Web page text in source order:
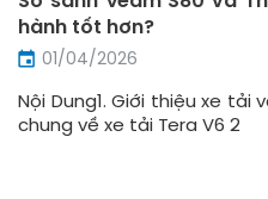
hành tốt hơn?
01/04/2026
Nội Dung1. Giới thiệu xe tải
chung về xe tải Tera V6 2